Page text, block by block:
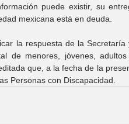
puede existir, su
mexicana está en deuda.
la respuesta de la Secretaría
de menores, jóvenes,
que, a la fecha de la
Personas con Discapacidad.